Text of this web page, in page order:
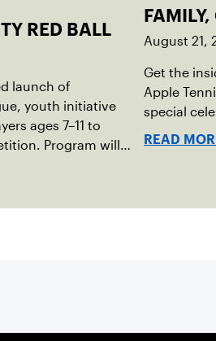
RED BALL
launch of
youth initiative
ages 7–11 to
Program will
of Duluth,
August 21,
Get the
Apple
special
READ